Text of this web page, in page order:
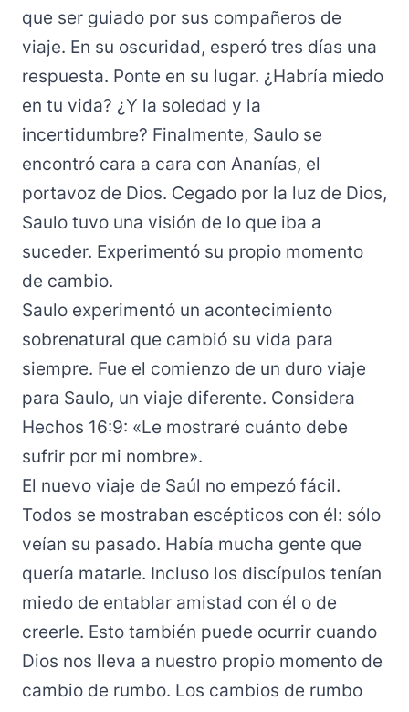
que ser guiado por sus compañeros de
viaje. En su oscuridad, esperó tres días una
respuesta. Ponte en su lugar. ¿Habría miedo
en tu vida? ¿Y la soledad y la
incertidumbre? Finalmente, Saulo se
encontró cara a cara con Ananías, el
portavoz de Dios. Cegado por la luz de Dios,
Saulo tuvo una visión de lo que iba a
suceder. Experimentó su propio momento
de cambio.
Saulo experimentó un acontecimiento
sobrenatural que cambió su vida para
siempre. Fue el comienzo de un duro viaje
para Saulo, un viaje diferente. Considera
Hechos 16:9: «Le mostraré cuánto debe
sufrir por mi nombre».
El nuevo viaje de Saúl no empezó fácil.
Todos se mostraban escépticos con él: sólo
veían su pasado. Había mucha gente que
quería matarle. Incluso los discípulos tenían
miedo de entablar amistad con él o de
creerle. Esto también puede ocurrir cuando
Dios nos lleva a nuestro propio momento de
cambio de rumbo. Los cambios de rumbo